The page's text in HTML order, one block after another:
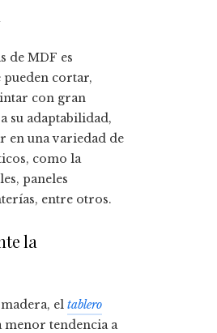
de MDF es
pueden cortar,
con gran
su adaptabilidad,
en una variedad de
como la
paneles
entre otros.
la
el tablero
menor tendencia a